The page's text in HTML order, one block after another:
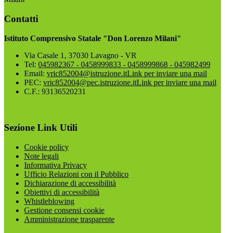
Contatti
Istituto Comprensivo Statale "Don Lorenzo Milani"
Via Casale 1, 37030 Lavagno - VR
Tel: 045982367 - 0458999833 - 0458999868 - 045982499
Email: vric852004@istruzione.itLink per inviare una mail
PEC: vric852004@pec.istruzione.itLink per inviare una mail
C.F.: 93136520231
Sezione Link Utili
Cookie policy
Note legali
Informativa Privacy
Ufficio Relazioni con il Pubblico
Dichiarazione di accessibilità
Obiettivi di accessibilità
Whistleblowing
Gestione consensi cookie
Amministrazione trasparente